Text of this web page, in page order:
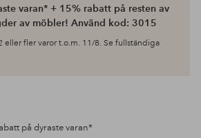
varan* + 15% rabatt på resten av
av möbler! Använd kod: 3015
eller fler varor t.o.m. 11/8. Se fullständiga
på dyraste varan*